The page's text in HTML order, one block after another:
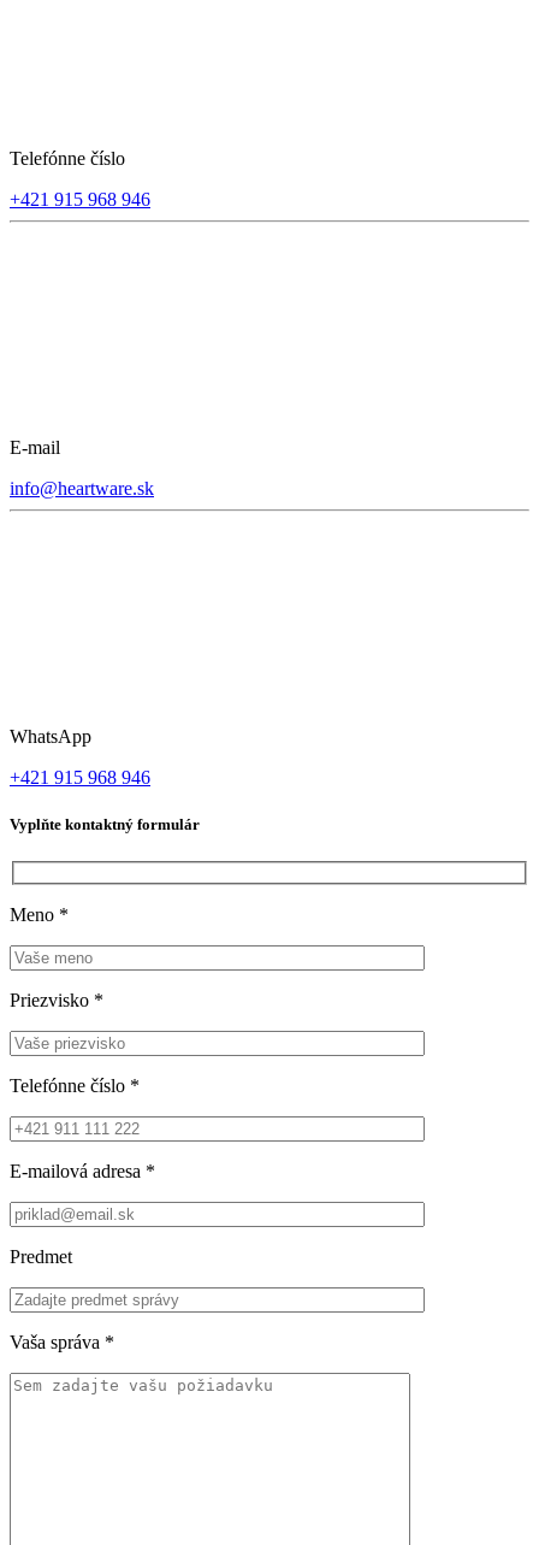
Telefónne číslo
+421 915 968 946
E-mail
info@heartware.sk
WhatsApp
+421 915 968 946
Vyplňte kontaktný formulár
Meno *
Priezvisko *
Telefónne číslo *
E-mailová adresa *
Predmet
Vaša správa *